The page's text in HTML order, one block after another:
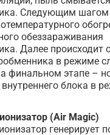
Следующим шагом
обеззараживания
Далее происходит
в режиме
финальном этапе –
блока в
(Air Magic)
генерирует